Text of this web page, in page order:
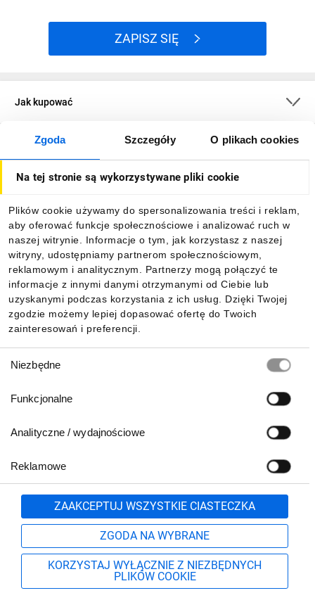
Zgoda Szczegóły O plikach cookies
Na tej stronie są wykorzystywane pliki cookie
Plików cookie używamy do spersonalizowania treści i reklam,
aby oferować funkcje społecznościowe i analizować ruch w
naszej witrynie. Informacje o tym, jak korzystasz z naszej
witryny, udostępniamy partnerom społecznościowym,
reklamowym i analitycznym. Partnerzy mogą połączyć te
informacje z innymi danymi otrzymanymi od Ciebie lub
uzyskanymi podczas korzystania z ich usług. Dzięki Twojej
zgodzie możemy lepiej dopasować ofertę do Twoich
zainteresowań i preferencji.
zgody
Niezbędne
Funkcjonalne
Analityczne / wydajnościowe
Reklamowe
ZAAKCEPTUJ WSZYSTKIE CIASTECZKA
ZGODA NA WYBRANE
KORZYSTAJ WYŁĄCZNIE Z NIEZBĘDNYCH
PLIKÓW COOKIE
ZAPISZ SIĘ
Jak kupować
O firmie
Informacje
Pobierz naszą aplikację mobilną:
801 500 700 lub
71 37 61 600
Formularz kontaktowy